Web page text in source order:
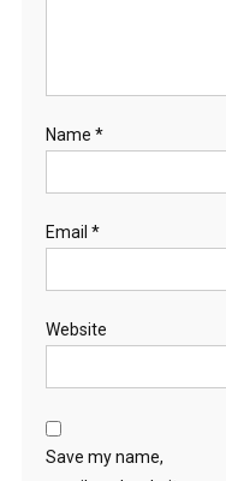
Name *
Email *
Website
Save my name,